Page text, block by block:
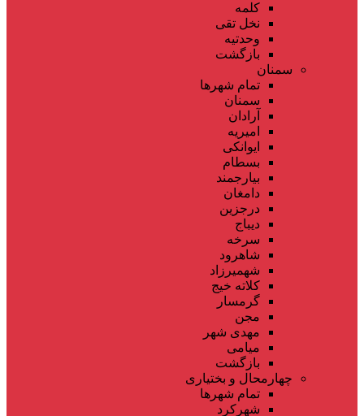
کلمه
نخل تقی
وحدتیه
بازگشت
سمنان
تمام شهر‌ها
سمنان
آرادان
امیریه
ایوانکی
بسطام
بیارجمند
دامغان
درجزین
دیباج
سرخه
شاهرود
شهمیرزاد
کلاته خیج
گرمسار
مجن
مهدی شهر
میامی
بازگشت
چهارمحال و بختیاری
تمام شهر‌ها
شهرکرد